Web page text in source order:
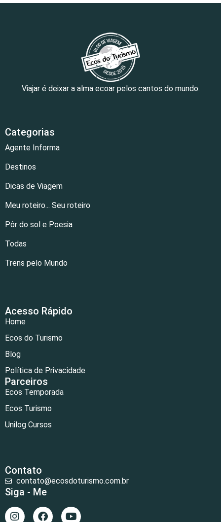
Viajar é deixar a alma ecoar pelos cantos do mundo.
Categorias
Agente Informa
Destinos
Dicas de Viagem
Meu roteiro... Seu roteiro
Pôr do sol e Poesia
Todas
Trens pelo Mundo
Acesso Rápido
Home
Ecos do Turismo
Blog
Política de Privacidade
Parceiros
Ecos Temporada
Ecos Turismo
Unilog Cursos
Contato
contato@ecosdoturismo.com.br
Siga - Me